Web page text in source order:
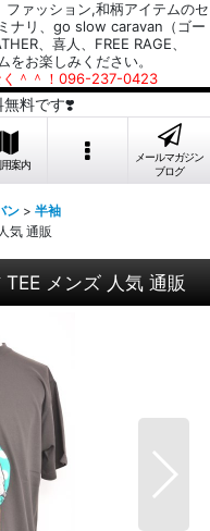
ァッション,和柄アイテムのセ
ナリ、go slow caravan（ゴー
、喜人、FREE RAGE、
お楽しみください。
く＾＾！096-237-0423
料です❣️
用案内
メールマガジン
ブログ
ン > 半袖
気 通販
メンズ 人気 通販